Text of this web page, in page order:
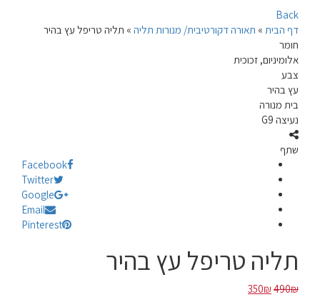
Back
דף הבית » תאורה דקורטיבית/ מנורות תליה » תליה טריפל עץ בהיר
חומר
אלומיניום, זכוכית
צבע
עץ בהיר
בית מנורה
נעיצה G9
שתף
Facebook
Twitter
Google
Email
Pinterest
תליה טריפל עץ בהיר
490₪
המחיר
350₪
המחיר